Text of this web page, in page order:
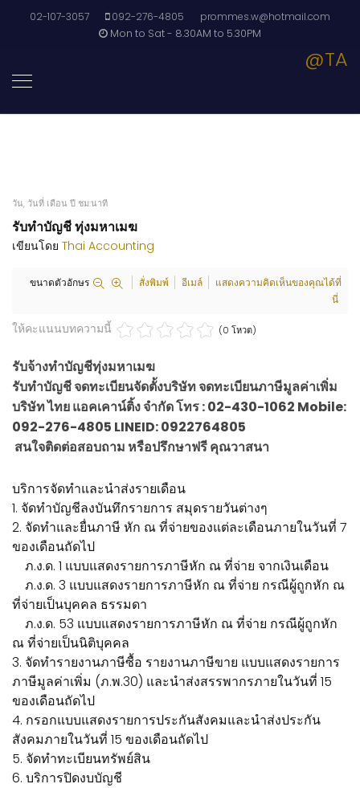
02-107-3057 092-276-4805
prommes.w@hotmail.com
Mon to Sat - 8.30AM to 5.30PM
@TA
วัน, วันที่ เดือน ปี ชม:นาที
รับทำบัญชี ทุ่งมหาเมฆ
เขียนโดย Thai Accounting
ขนาดตัวอักษร สั่งพิมพ์ อีเมล์
แสดงความคิดเห็นของคุณได้ที่
นี่
ให้คะแนนบทความนี้ (0 โหวต)
รับจ้างทำบัญชีทุ่งมหาเมฆ
รับทำบัญชี จดทะเบียนจัดตั้งบริษัท จดทะเบียนภาษีมูลค่าเพิ่ม
บริษัท ไทย แอคเคาน์ติ้ง จำกัด โทร : 02-430-1062 Mobile:
092-276-4805 LINEID: 0922764805
สนใจติดต่อสอบถาม หรือปรึกษาฟรี คุณวาสนา
บริการจัดทำและนำส่งรายเดือน
1. จัดทำบัญชีลงบันทึกรายการ สมุดรายวันต่างๆ
2. จัดทำและยื่นภาษี หัก ณ ที่จ่ายของแต่ละเดือนภายในวันที่ 7
ของเดือนถัดไป
ภ.ง.ด. 1 แบบแสดงรายการภาษีหัก ณ ที่จ่าย จากเงินเดือน
ภ.ง.ด. 3 แบบแสดงรายการภาษีหัก ณ ที่จ่าย กรณีผู้ถูกหัก ณ
ที่จ่ายเป็นบุคคล ธรรมดา
ภ.ง.ด. 53 แบบแสดงรายการภาษีหัก ณ ที่จ่าย กรณีผู้ถูกหัก
ณ ที่จ่ายเป็นนิติบุคคล
3. จัดทำรายงานภาษีซื้อ รายงานภาษีขาย แบบแสดงรายการ
ภาษีมูลค่าเพิ่ม (ภ.พ.30) และนำส่งสรรพากรภายในวันที่ 15
ของเดือนถัดไป
4. กรอกแบบแสดงรายการประกันสังคมและนำส่งประกัน
สังคมภายในวันที่ 15 ของเดือนถัดไป
5. จัดทำทะเบียนทรัพย์สิน
6. บริการปิดงบบัญชี